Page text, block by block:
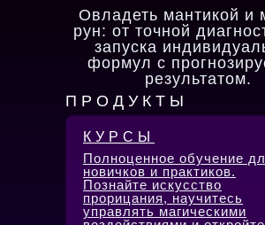
КУРСЫ
Овладеть мантикой и
рун: от точной
запуска
формул с
результатом.
Полноценное обучение
новичков и практиков.
Познайте искусство
прорицания, научитесь
управлять магическими
ПРОДУКТЫ